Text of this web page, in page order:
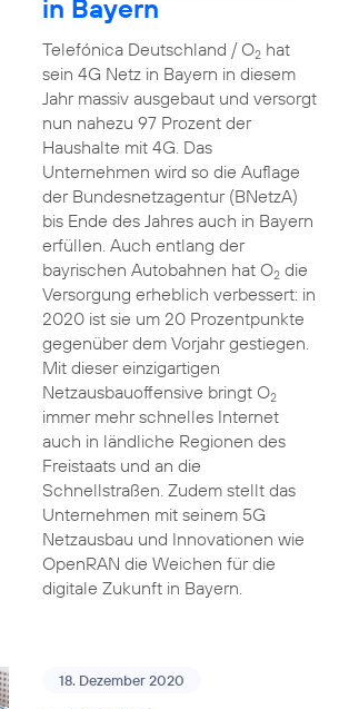
in Bayern
Telefónica Deutschland / O2hat
sein 4G Netz in Bayern in diesem
Jahr massiv ausgebaut und versorgt
nun nahezu 97 Prozent der
Haushalte mit 4G. Das
Unternehmen wird so die Auflage
der Bundesnetzagentur (BNetzA)
bis Ende des Jahres auch in Bayern
erfüllen. Auch entlang der
bayrischen Autobahnen hat O2die
Versorgung erheblich verbessert: in
2020 ist sie um 20 Prozentpunkte
gegenüber dem Vorjahr gestiegen.
Mit dieser einzigartigen
Netzausbauoffensive bringt O2
immer mehr schnelles Internet
auch in ländliche Regionen des
Freistaats und an die
Schnellstraßen. Zudem stellt das
Unternehmen mit seinem 5G
Netzausbau und Innovationen wie
OpenRAN die Weichen für die
digitale Zukunft in Bayern.
18. Dezember 2020